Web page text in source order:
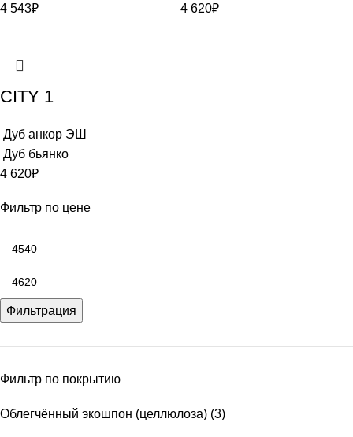
Фильтр по цене
Фильтрация
Фильтр по покрытию
Облегчённый экошпон (целлюлоза) (3)
4 543₽
4 620₽
CITY 1
Дуб анкор ЭШ
Дуб бьянко
4 620₽